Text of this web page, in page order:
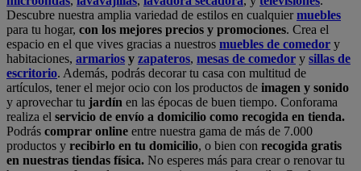
Conforama solo comercializa a través de su website o, físicamente,
en sus tiendas de sofás.
Alcalá de Guadaíra,Alcalá de Henares,Alcorcón,Alfafar ,Alicante,
Arinaga,Asturias,Badalona,Barakaldo,Barcelona,Burjassot
Castellón ,Chafiras,Cordoba,Elche ,Finestrat, Granada,Huércal de
Almería,La Coruña,La Laguna,La Zenia,Lanzarote ,León,
Lleida,Los Barrios,Madrid, Majadahonda,Málaga,Murcia,
Orotava,Palma, Pamplona,Rivas,Sabadell ,Sagunto, Salt, Girona
San Sebastian,Sant Boi, Santander,Santiago de Compostela,
Sevilla,Tamaraceite,Terrassa, Viana,Vilanova i la Geltrú,Zaragoza